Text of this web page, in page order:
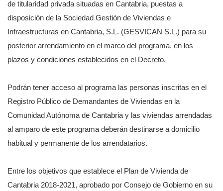
de titularidad privada situadas en Cantabria, puestas a
disposición de la Sociedad Gestión de Viviendas e
Infraestructuras en Cantabria, S.L. (GESVICAN S.L.) para su
posterior arrendamiento en el marco del programa, en los
plazos y condiciones establecidos en el Decreto.
Podrán tener acceso al programa las personas inscritas en el
Registro Público de Demandantes de Viviendas en la
Comunidad Autónoma de Cantabria y las viviendas arrendadas
al amparo de este programa deberán destinarse a domicilio
habitual y permanente de los arrendatarios.
Entre los objetivos que establece el Plan de Vivienda de
Cantabria 2018-2021, aprobado por Consejo de Gobierno en su